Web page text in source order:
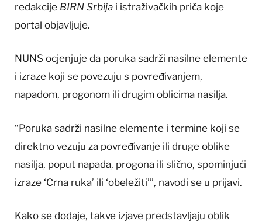
redakcije BIRN Srbija i istraživačkih priča koje
portal objavljuje.
NUNS ocjenjuje da poruka sadrži nasilne elemente
i izraze koji se povezuju s povređivanjem,
napadom, progonom ili drugim oblicima nasilja.
“Poruka sadrži nasilne elemente i termine koji se
direktno vezuju za povređivanje ili druge oblike
nasilja, poput napada, progona ili slično, spominjući
izraze ‘Crna ruka’ ili ‘obeležiti’”, navodi se u prijavi.
Kako se dodaje, takve izjave predstavljaju oblik